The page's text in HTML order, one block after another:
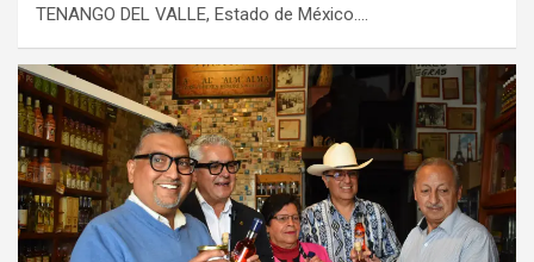
TENANGO DEL VALLE, Estado de México.…